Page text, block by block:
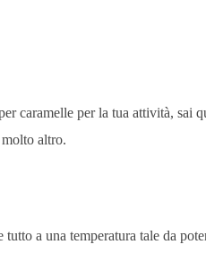
caramelle per la tua attività, sai
altro.
a una temperatura tale da